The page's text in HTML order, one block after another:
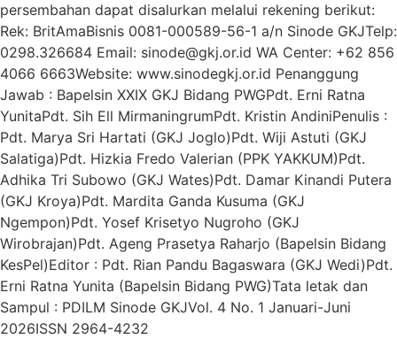
persembahan dapat disalurkan melalui rekening berikut:
Rek: BritAmaBisnis 0081-000589-56-1 a/n Sinode GKJTelp:
0298.326684 Email: sinode@gkj.or.id WA Center: +62 856
4066 6663Website: www.sinodegkj.or.id Penanggung
Jawab : Bapelsin XXIX GKJ Bidang PWGPdt. Erni Ratna
YunitaPdt. Sih Ell MirmaningrumPdt. Kristin AndiniPenulis :
Pdt. Marya Sri Hartati (GKJ Joglo)Pdt. Wiji Astuti (GKJ
Salatiga)Pdt. Hizkia Fredo Valerian (PPK YAKKUM)Pdt.
Adhika Tri Subowo (GKJ Wates)Pdt. Damar Kinandi Putera
(GKJ Kroya)Pdt. Mardita Ganda Kusuma (GKJ
Ngempon)Pdt. Yosef Krisetyo Nugroho (GKJ
Wirobrajan)Pdt. Ageng Prasetya Raharjo (Bapelsin Bidang
KesPel)Editor : Pdt. Rian Pandu Bagaswara (GKJ Wedi)Pdt.
Erni Ratna Yunita (Bapelsin Bidang PWG)Tata letak dan
Sampul : PDILM Sinode GKJVol. 4 No. 1 Januari-Juni
2026ISSN 2964-4232